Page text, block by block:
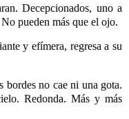
Decepcionados, uno a
pueden más que el ojo.
y efímera, regresa a su
bordes no cae ni una gota.
Redonda. Más y más